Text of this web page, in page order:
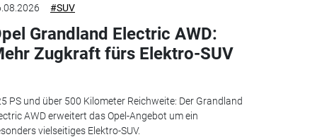
#SUV
Grandland Electric AWD:
Zugkraft fürs Elektro-SUV
PS und über 500 Kilometer Reichweite: Der Grandland
AWD erweitert das Opel-Angebot um ein
vielseitiges Elektro-SUV.